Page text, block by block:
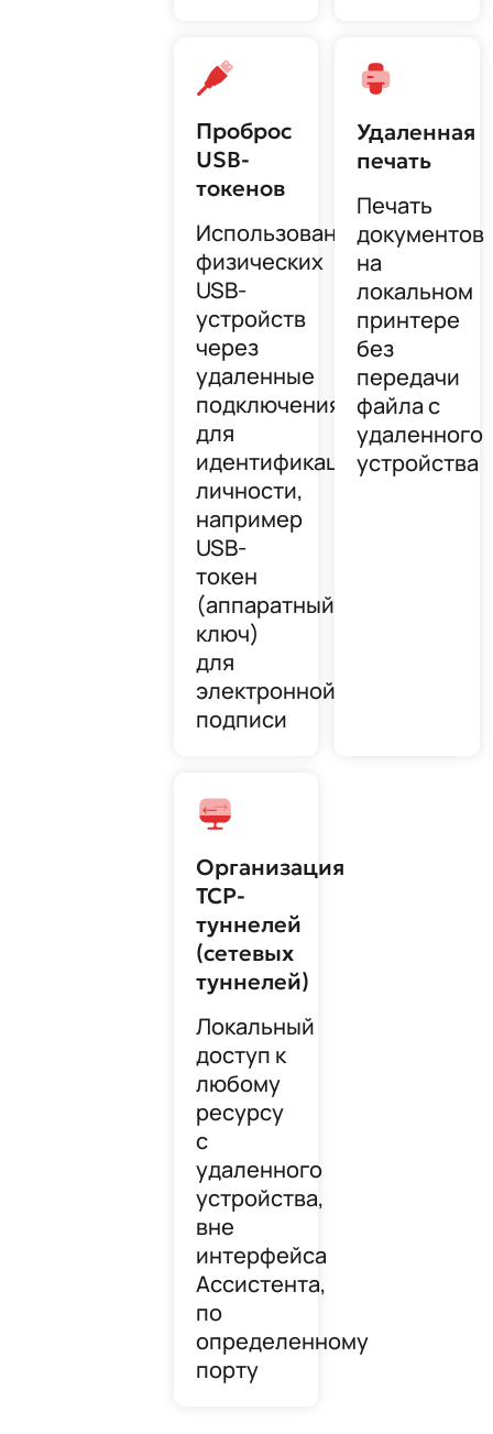
Проброс
USB-
токенов
Использование
физических
USB-
устройств
через
удаленные
подключения
для
идентификации
личности,
например
USB-
токен
(аппаратный
ключ)
для
электронной
подписи
Удаленная
печать
Печать
документов
на
локальном
принтере
без
передачи
файла с
удаленного
устройства
Организация
TCP-
туннелей
(сетевых
туннелей)
Локальный
доступ к
любому
ресурсу
с
удаленного
устройства,
вне
интерфейса
Ассистента,
по
определенному
порту